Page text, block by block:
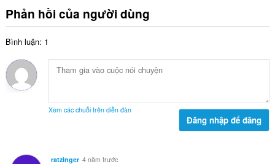
g
:
ế
p
n
g
n
g
x
ế
ạ
Phản hồi của người dùng
Bình luận: 1
Xem các chuỗi trên diễn đàn
Đăng nhập để đăng
ratzinger 4 năm trước